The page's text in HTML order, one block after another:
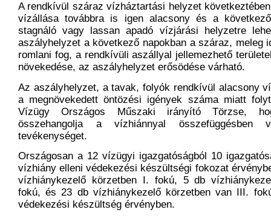
A rendkívül száraz vízháztartási helyzet
vízállása továbbra is igen alacsony és a
stagnáló vagy lassan apadó vízjárási helyzetre
aszályhelyzet a következő napokban a száraz, meleg
romlani fog, a rendkívüli aszállyal jellemezhető
növekedése, az aszályhelyzet erősödése várható.
Az aszályhelyzet, a tavak, folyók rendkívül alacsony
a megnövekedett öntözési igények száma miatt
Vízügy Országos Műszaki irányító Törzse,
összehangolja a vízhiánnyal összefüggésben
tevékenységet.
Országosan a 12 vízügyi igazgatóságból 10
vízhiány elleni védekezési készültségi fokozat
vízhiánykezelő körzetben I. fokú, 5 db
fokú, és 23 db vízhiánykezelő körzetben van III.
védekezési készültség érvényben.